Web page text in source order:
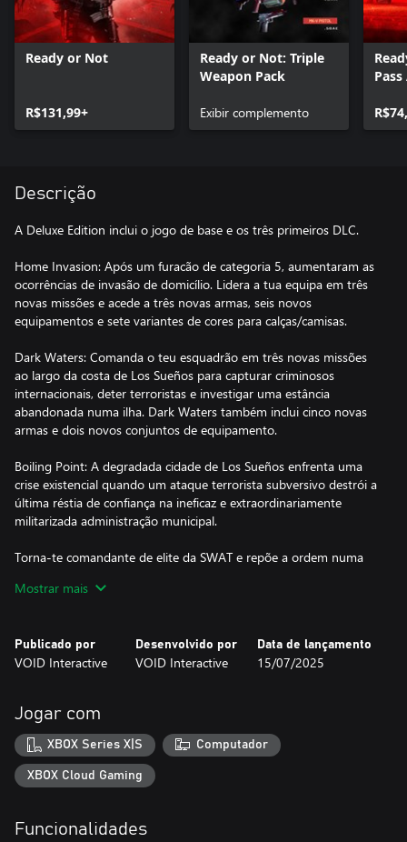
Ready or Not
R$131,99+
Ready or Not: Triple
Weapon Pack
Exibir complemento
Descrição
A Deluxe Edition inclui o jogo de base e os três primeiros DLC.
Home Invasion: Após um furacão de categoria 5, aumentaram as
ocorrências de invasão de domicílio. Lidera a tua equipa em três
novas missões e acede a três novas armas, seis novos
equipamentos e sete variantes de cores para calças/camisas.
Dark Waters: Comanda o teu esquadrão em três novas missões
ao largo da costa de Los Sueños para capturar criminosos
internacionais, deter terroristas e investigar uma estância
abandonada numa ilha. Dark Waters também inclui cinco novas
armas e dois novos conjuntos de equipamento.
Boiling Point: A degradada cidade de Los Sueños enfrenta uma
crise existencial quando um ataque terrorista subversivo destrói a
última réstia de confiança na ineficaz e extraordinariamente
militarizada administração municipal.
Torna-te comandante de elite da SWAT e repõe a ordem numa
numa espiral de desordem. Equipa armas e equipamentos do
mundo real e prepara-te para missões inspiradas em
Cada decisão, desde a seleção do esquadrão ao arrombamento
tático e combate, faz a diferença entre a vida e a morte.
Estás pronto?
CARACTERÍSTICAS
Mostrar mais
Publicado por
VOID Interactive
Desenvolvido por
VOID Interactive
Data de lançamento
15/07/2025
Jogar com
XBOX Series X|S Computador
XBOX Cloud Gaming
Funcionalidades